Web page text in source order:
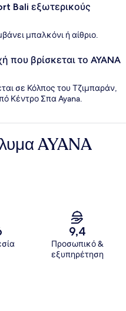
Bali εξωτερικούς
μπαλκόνι ή αίθριο.
που βρίσκεται το AYANA
σε Κόλπος του Τζιμπαράν,
Κέντρο Σπα Ayana.
AYANA
9,4
Προσωπικό &
εξυπηρέτηση